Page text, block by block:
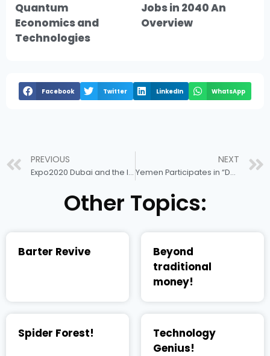
Quantum
Economics and
Technologies
Jobs in 2040 An
Overview
Facebook Twitter LinkedIn WhatsApp
PREVIOUS
Expo2020 Dubai and the Industry of Civilization!
NEXT
Yemen Participates in “Descendants of Sheba” at Expo2020 Dubai
Other Topics:
Barter Revive
Beyond
traditional
money!
Spider Forest!
Technology
Genius!